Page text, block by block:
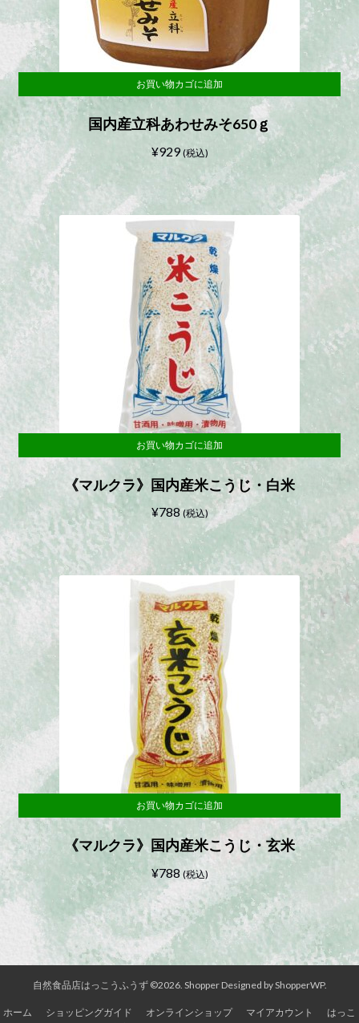
国内産立科あわせみそ650ｇ
¥929 (税込)
お買い物カゴに追加
《マルクラ》国内産米こうじ・白米
¥788 (税込)
お買い物カゴに追加
《マルクラ》国内産米こうじ・玄米
¥788 (税込)
お買い物カゴに追加
自然食品店はっこうふうず ©2026. ShopperDesigned byShopperWP.
ホーム ショッピングガイド オンラインショップ マイアカウント
はっこ